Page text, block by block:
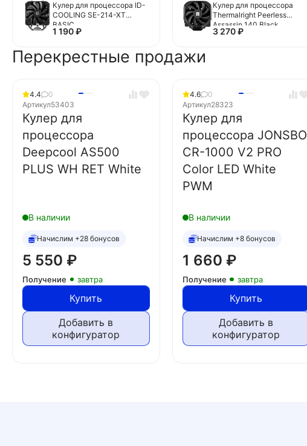
Кулер для процессора ID-
COOLING SE-214-XT
BASIC
1 190₽
Кулер для процессора
Thermalright Peerless
Assassin 140 Black
(TRPA140B)
3 270₽
Перекрестные продажи
4.4
0
Артикул53403
Кулер для
процессора
Deepcool AS500
PLUS WH RET White
В наличии
Начислим +28 бонусов
5 550 ₽
Получение завтра
Купить
Добавить в
конфигуратор
4.6
0
Артикул28323
Кулер для
процессора JONSBO
CR-1000 V2 PRO
Color LED White
PWM
В наличии
Начислим +8 бонусов
1 660 ₽
Получение завтра
Купить
Добавить в
конфигуратор